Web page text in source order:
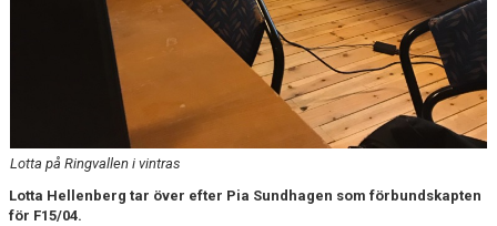
Lotta på Ringvallen i vintras
Lotta Hellenberg tar över efter Pia Sundhagen som förbundskapten
för F15/04.